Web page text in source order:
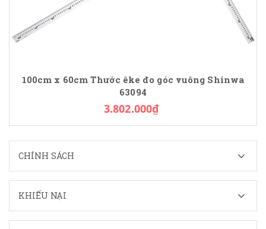
100cm x 60cm Thước êke đo góc vuông Shinwa
63094
3.802.000₫
CHÍNH SÁCH
KHIẾU NẠI